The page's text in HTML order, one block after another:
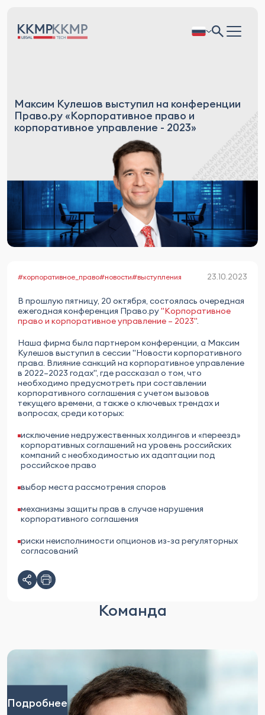
Максим Кулешов выступил на конференции
Право.ру «Корпоративное право и
корпоративное управление - 2023»
#корпоративное_право#новости#выступления 23.10.2023
В прошлую пятницу, 20 октября, состоялась очередная
ежегодная конференция Право.ру"Корпоративное
право и корпоративное управление – 2023".
Наша фирма была партнером конференции, а Максим
Кулешов выступил в сессии "Новости корпоративного
права. Влияние санкций на корпоративное управление
в 2022–2023 годах", где рассказал о том, что
необходимо предусмотреть при составлении
корпоративного соглашения с учетом вызовов
текущего времени, а также о ключевых трендах и
вопросах, среди которых:
исключение недружественных холдингов и «переезд»
корпоративных соглашений на уровень российских
компаний с необходимостью их адаптации под
российское право
выбор места рассмотрения споров
механизмы защиты прав в случае нарушения
корпоративного соглашения
риски неисполнимости опционов из-за регуляторных
согласований
Команда
Подробнее